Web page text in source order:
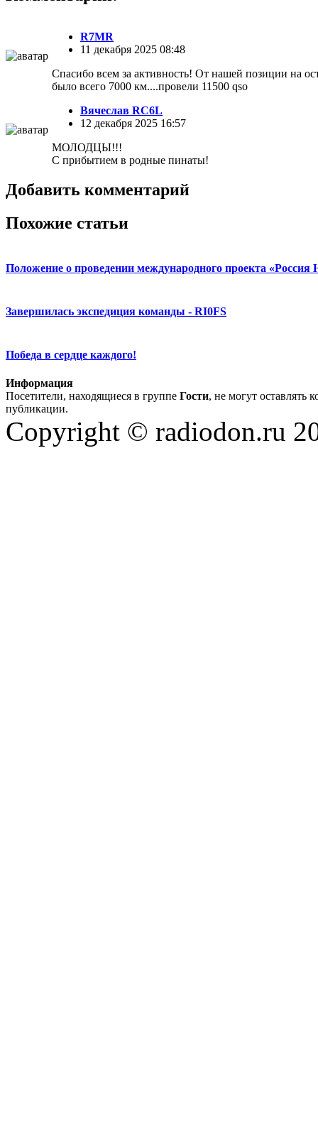
R7MR
11 декабря 2025 08:48
Спасибо всем за активность! От нашей позиции на
было всего 7000 км....провели 11500 qso
Вячеслав RC6L
12 декабря 2025 16:57
МОЛОДЦЫ!!!
С прибытием в родные пинаты!
Добавить комментарий
Похожие статьи
Положение о проведении международного проекта «Россия
Завершилась экспедиция команды - RI0FS
Победа в сердце каждого!
Информация
Посетители, находящиеся в группе Гости, не могут оставлять
публикации.
Copyright © radiodon.ru